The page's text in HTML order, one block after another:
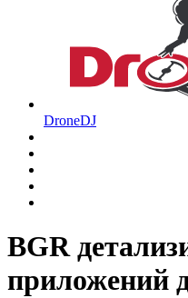
DroneDJ
BGR
приложений